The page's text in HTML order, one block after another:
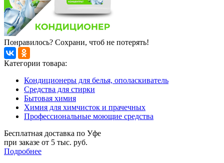
Понравилось? Сохрани, чтоб не потерять!
Категории товара:
Кондиционеры для белья, ополаскиватель
Средства для стирки
Бытовая химия
Химия для химчисток и прачечных
Профессиональные моющие средства
Бесплатная доставка по Уфе
при заказе от 5 тыс. руб.
Подробнее